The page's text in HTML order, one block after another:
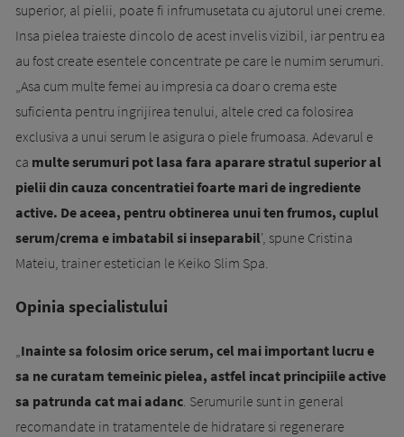
superior, al pielii, poate fi infrumusetata cu ajutorul unei creme.
Insa pielea traieste dincolo de acest invelis vizibil, iar pentru ea
au fost create esentele concentrate pe care le numim serumuri.
„Asa cum multe femei au impresia ca doar o crema este
suficienta pentru ingrijirea tenului, altele cred ca folosirea
exclusiva a unui serum le asigura o piele frumoasa. Adevarul e
ca multe serumuri pot lasa fara aparare stratul superior al
pielii din cauza concentratiei foarte mari de ingrediente
active. De aceea, pentru obtinerea unui ten frumos, cuplul
serum/crema e imbatabil si inseparabil', spune Cristina
Mateiu, trainer estetician le Keiko Slim Spa.
Opinia specialistului
„Inainte sa folosim orice serum, cel mai important lucru e
sa ne curatam temeinic pielea, astfel incat principiile active
sa patrunda cat mai adanc. Serumurile sunt in general
recomandate in tratamentele de hidratare si regenerare